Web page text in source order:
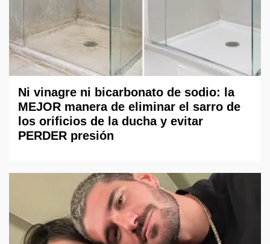
Ni vinagre ni bicarbonato de sodio: la
MEJOR manera de eliminar el sarro de
los orificios de la ducha y evitar
PERDER presión